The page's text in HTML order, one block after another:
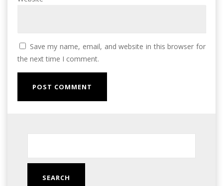
Save my name, email, and website in this browser for
the next time I comment.